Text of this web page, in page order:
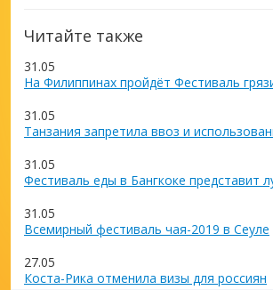
Читайте также
31.05
На Филиппинах пройдёт Фестиваль
31.05
Танзания запретила ввоз и
31.05
Фестиваль еды в Бангкоке представит
31.05
Всемирный фестиваль чая-2019 в Сеуле
27.05
Коста-Рика отменила визы для россиян